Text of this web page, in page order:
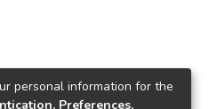
personal information for the
Preferences,